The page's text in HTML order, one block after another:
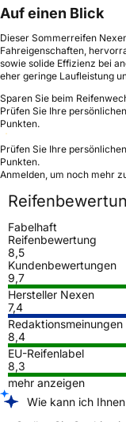
Auf einen Blick
Dieser Sommerreifen
Fahreigenschaften,
sowie solide Effizienz bei
eher geringe Laufleistung
Sparen Sie beim
Prüfen Sie Ihre
Punkten.
Prüfen Sie Ihre
Punkten.
Anmelden, um noch mehr
Fabelhaft
Reifenbewertung
8,5
Kundenbewertungen
9,7
Hersteller Nexen
7,4
Redaktionsmeinungen
8,4
EU-Reifenlabel
8,3
mehr anzeigen
Wie kann ich